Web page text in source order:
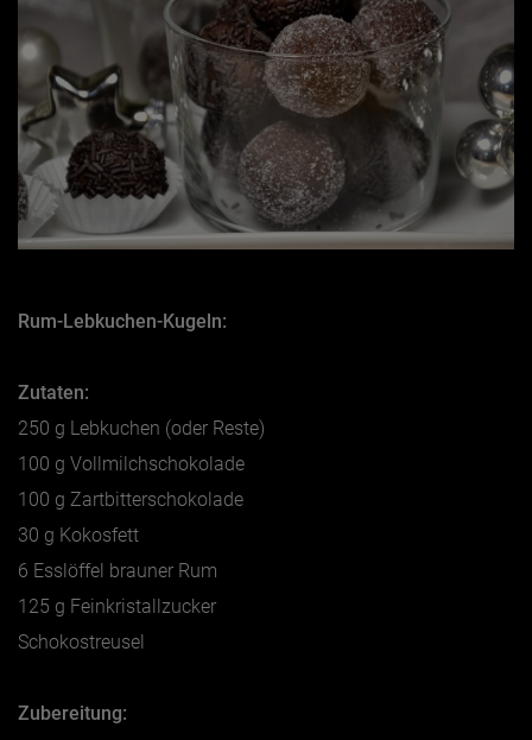
September
Oktober
November
Dezember
Rum-Lebkuchen-Kugeln:
Zutaten:
250 g Lebkuchen (oder Reste)
100 g Vollmilchschokolade
100 g Zartbitterschokolade
30 g Kokosfett
6 Esslöffel brauner Rum
125 g Feinkristallzucker
Schokostreusel
Zubereitung: